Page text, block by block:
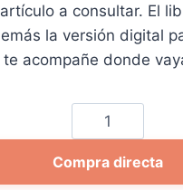
51,05 €. 48,51 €.
a consultar. El
la versión digital
acompañe donde
Código
tributario
cantidad
Compra directa